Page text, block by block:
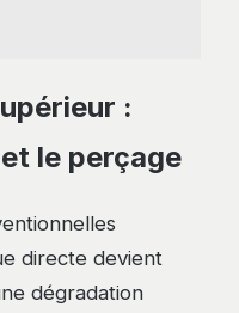
:
le perçage
directe devient
dégradation